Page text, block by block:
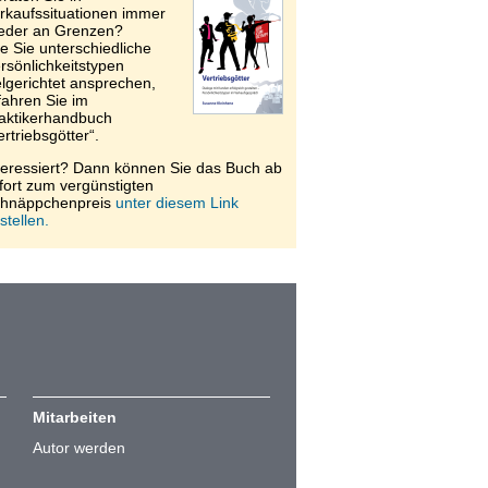
immer
an Grenzen?
Sie unterschiedliche
ansprechen,
Sie im
Dann können Sie das Buch ab
zum vergünstigten
unter diesem Link
Mitarbeiten
Autor werden